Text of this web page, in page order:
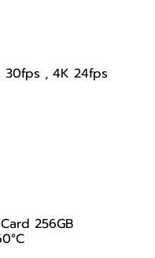
30fps , 4K 24fps
256GB